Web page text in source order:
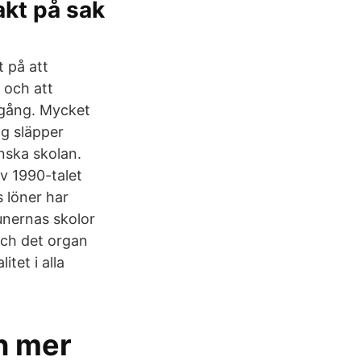
på sak
på att
och att
Mycket
släpper
skolan.
1990-talet
löner har
skolor
det organ
i alla
mer